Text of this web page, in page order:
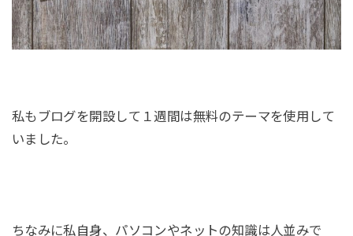
私もブログを開設して１週間は無料のテーマを使用して
いました。
ちなみに私自身、パソコンやネットの知識は人並みで